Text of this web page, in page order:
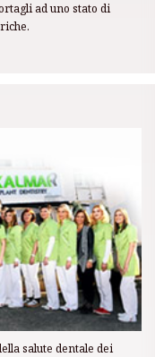
ad uno stato di
salute dentale dei